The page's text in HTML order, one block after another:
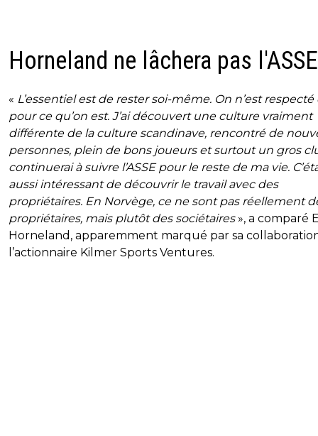
Horneland ne lâchera pas l'ASSE
« L’essentiel est de rester soi-même. On n’est
pour ce qu’on est. J’ai découvert une culture vraiment
différente de la culture scandinave, rencontré de
personnes, plein de bons joueurs et surtout un gros
continuerai à suivre l’ASSE pour le reste de ma vie.
aussi intéressant de découvrir le travail avec des
propriétaires. En Norvège, ce ne sont pas réellement
propriétaires, mais plutôt des sociétaires», a comparé
Horneland, apparemment marqué par sa
l’actionnaire Kilmer Sports Ventures.